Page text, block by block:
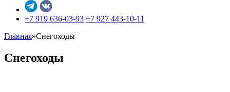
+7 919 636-03-93 +7 927 443-10-11
Главная»Снегоходы
Снегоходы